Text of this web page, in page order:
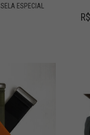
SELA ESPECIAL
R$